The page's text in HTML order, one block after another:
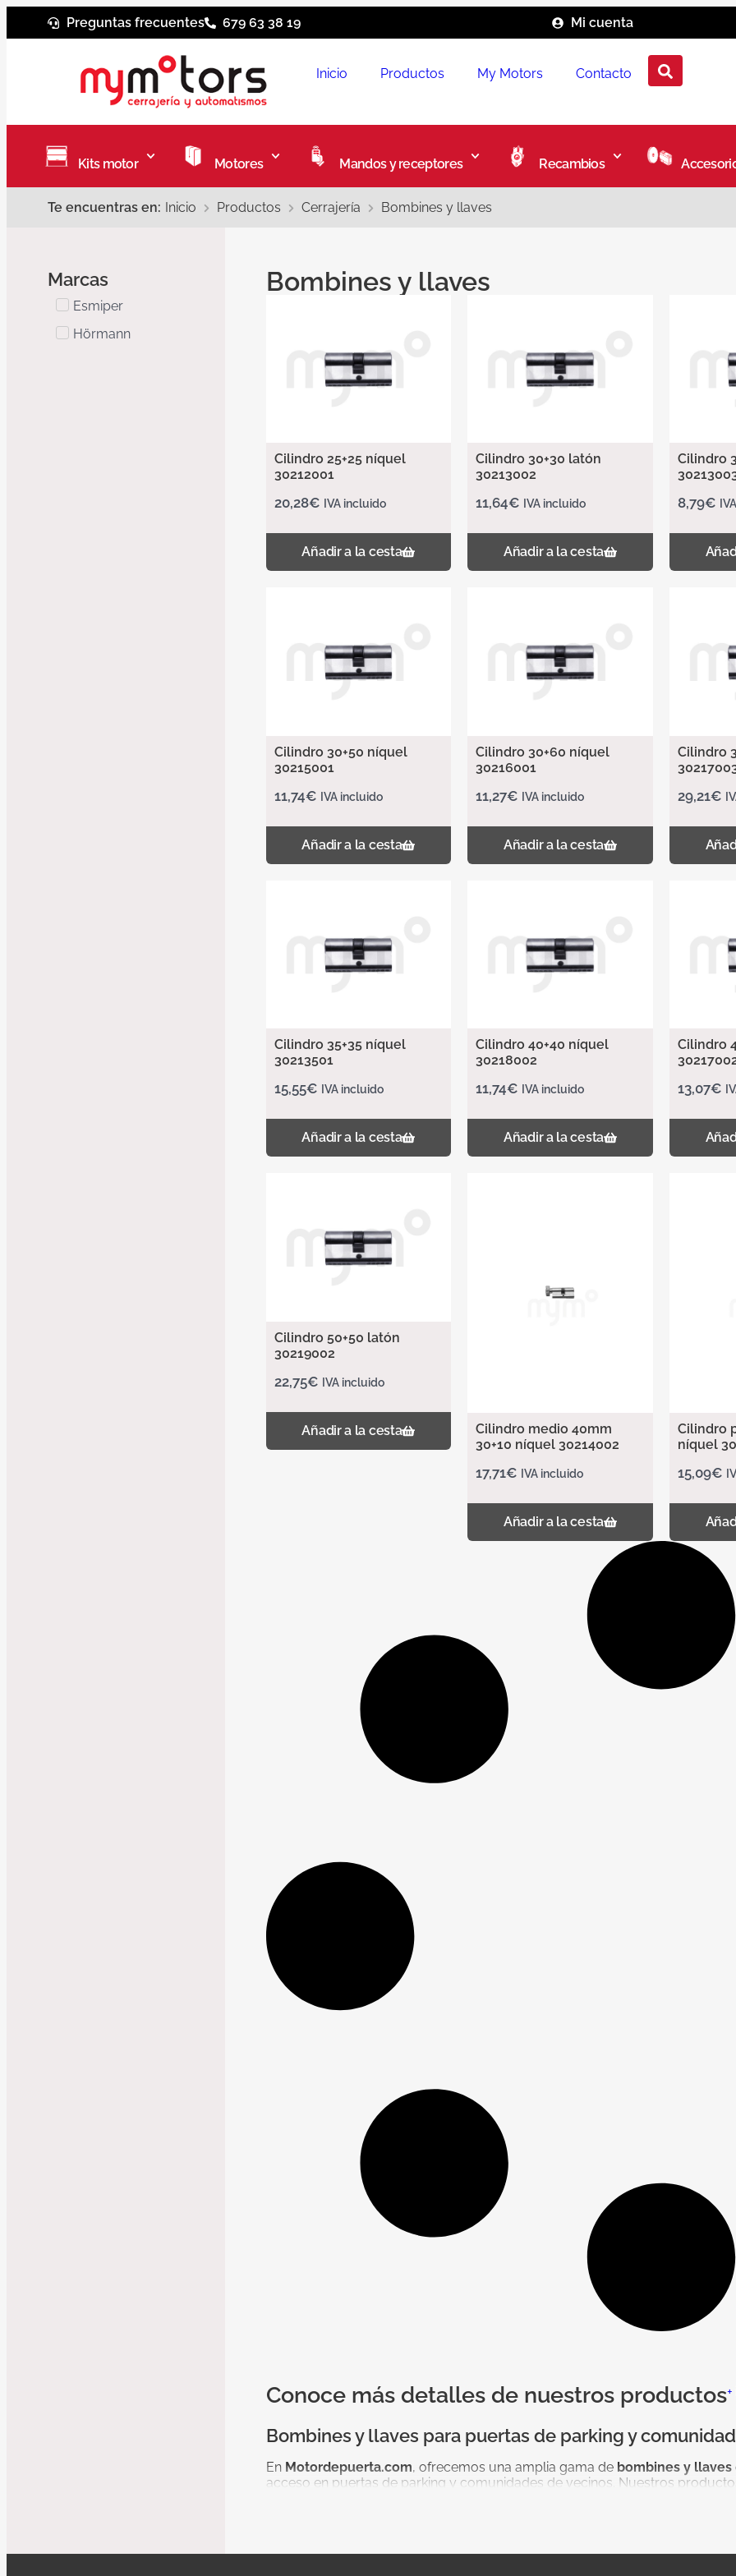
Preguntas frecuentes 679 63 38 19 Mi cuenta
Inicio Productos My Motors Contacto
Kits motor Motores Mandos y receptores Recambios
Te encuentras en: Inicio Productos Cerrajería Bombines y llaves
Marcas
Esmiper
Hörmann
Bombines y llaves
Cilindro 25+25 níquel
30212001
20,28€ IVA incluido
Añadir a la cesta
Cilindro 30+30 latón
30213002
11,64€ IVA incluido
Añadir a la cesta
Cilindro
8,79€
Cilindro 30+50 níquel
30215001
11,74€ IVA incluido
Añadir a la cesta
Cilindro 30+60 níquel
30216001
11,27€ IVA incluido
Añadir a la cesta
Cilindro
29,21€
Cilindro 35+35 níquel
30213501
15,55€ IVA incluido
Añadir a la cesta
Cilindro 40+40 níquel
30218002
11,74€ IVA incluido
Añadir a la cesta
Cilindro
13,07€
Cilindro 50+50 latón
30219002
22,75€ IVA incluido
Añadir a la cesta
Cilindro medio 40mm
30+10 níquel 30214002
17,71€ IVA incluido
Añadir a la cesta
Cilindro
níquel
15,09€
Conoce más detalles de nuestros productos
Bombines y llaves para puertas de parking y
En Motordepuerta.com, ofrecemos una amplia gama de bombines y llaves
acceso en puertas de parking y comunidades de vecinos. Nuestros